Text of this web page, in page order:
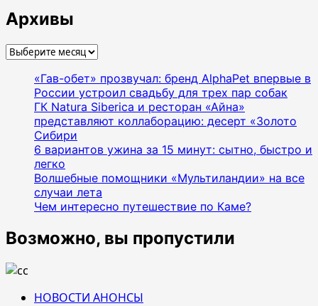
Архивы
Архивы
«Гав-обет» прозвучал: бренд AlphaPet впервые в
России устроил свадьбу для трех пар собак
ГК Natura Siberica и ресторан «Айна»
представляют коллаборацию: десерт «Золото
Сибири
6 вариантов ужина за 15 минут: сытно, быстро и
легко
Волшебные помощники «Мультиландии» на все
случаи лета
Чем интересно путешествие по Каме?
Возможно, вы пропустили
НОВОСТИ АНОНСЫ